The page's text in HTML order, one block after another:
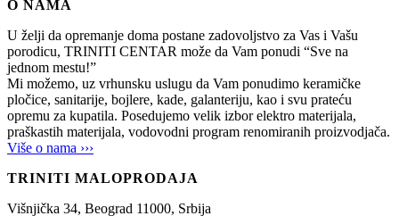
O NAMA
U želji da opremanje doma postane zadovoljstvo za Vas i Vašu
porodicu, TRINITI CENTAR može da Vam ponudi “Sve na
jednom mestu!”
Mi možemo, uz vrhunsku uslugu da Vam ponudimo keramičke
pločice, sanitarije, bojlere, kade, galanteriju, kao i svu prateću
opremu za kupatila. Posedujemo velik izbor elektro materijala,
praškastih materijala, vodovodni program renomiranih proizvodjača.
Više o nama ›››
TRINITI MALOPRODAJA
Višnjička 34, Beograd 11000, Srbija